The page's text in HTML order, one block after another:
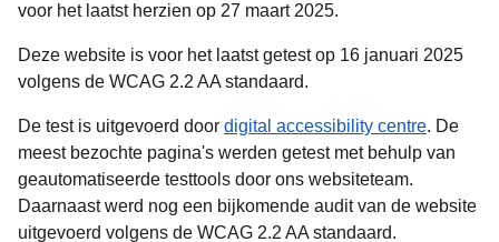
voor het laatst herzien op 27 maart 2025.
Deze website is voor het laatst getest op 16 januari 2025
volgens de WCAG 2.2 AA standaard.
De test is uitgevoerd door digital accessibility centre( opent
. De
meest bezochte pagina's werden getest met behulp van
geautomatiseerde testtools door ons websiteteam.
Daarnaast werd nog een bijkomende audit van de website
uitgevoerd volgens de WCAG 2.2 AA standaard.